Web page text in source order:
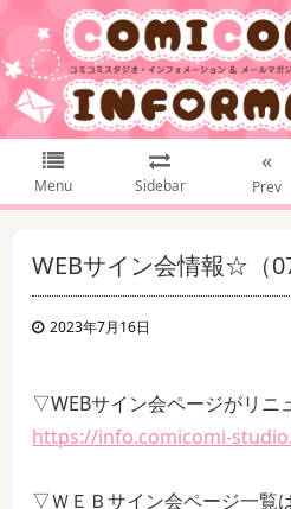
Menu Sidebar
«
Prev
WEBサイン会情報☆（
2023年7月16日
▽WEBサイン会ページがリニ
https://info.comicomi-
▽ＷＥＢサイン会ページ一覧